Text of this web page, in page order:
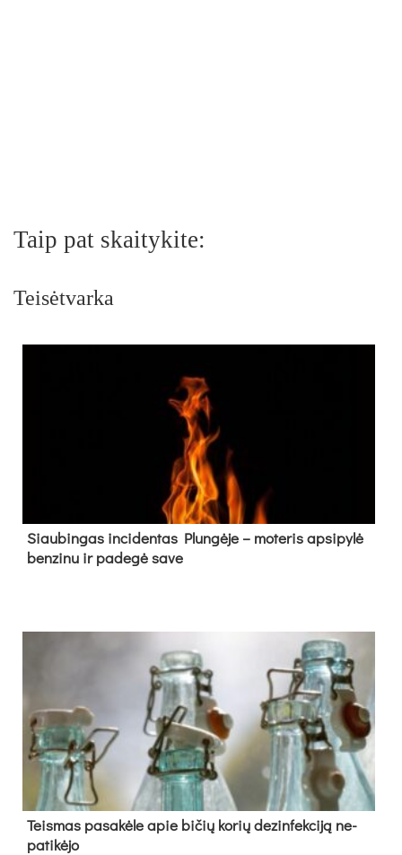
Taip pat skaitykite:
Teisėtvarka
Siau­bin­gas in­ci­den­tas Plun­gė­je – mo­te­ris ap­si­py­lė
ben­zi­nu ir pa­de­gė sa­ve
Teis­mas pa­sa­kė­le apie bi­čių ko­rių de­zin­fek­ci­ją ne­
pa­ti­kė­jo